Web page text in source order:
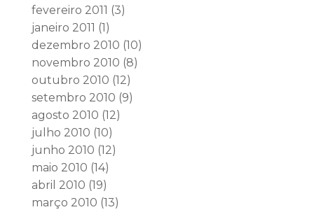
fevereiro 2011 (3)
janeiro 2011 (1)
dezembro 2010 (10)
novembro 2010 (8)
outubro 2010 (12)
setembro 2010 (9)
agosto 2010 (12)
julho 2010 (10)
junho 2010 (12)
maio 2010 (14)
abril 2010 (19)
março 2010 (13)